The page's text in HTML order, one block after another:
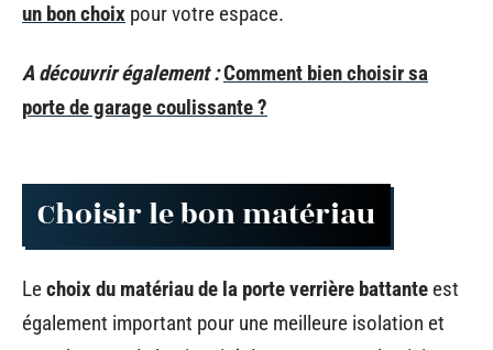
un bon choix pour votre espace.
A découvrir également :Comment bien choisir sa
porte de garage coulissante ?
Choisir le bon matériau
Lechoix du matériau de la porte verrière battante est
également important pour une meilleure isolation et